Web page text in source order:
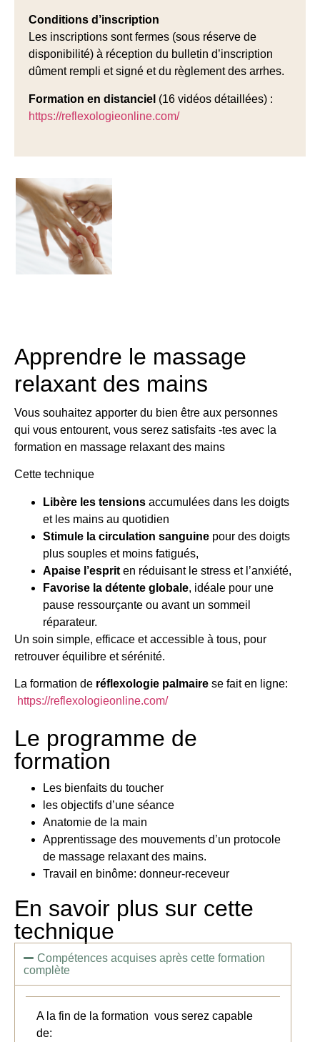
Conditions d’inscription
Les inscriptions sont fermes (sous réserve de
disponibilité) à réception du bulletin d’inscription
dûment rempli et signé et du règlement des arrhes.
Formation en distanciel (16 vidéos détaillées) :
https://reflexologieonline.com/
Apprendre le massage
relaxant des mains
Vous souhaitez apporter du bien être aux personnes
qui vous entourent, vous serez satisfaits -tes avec la
formation en massage relaxant des mains
Cette technique
Libère les tensions accumulées dans les doigts
et les mains au quotidien
Stimule la circulation sanguine pour des doigts
plus souples et moins fatigués,
Apaise l’esprit en réduisant le stress et l’anxiété,
Favorise la détente globale, idéale pour une
pause ressourçante ou avant un sommeil
réparateur.
Un soin simple, efficace et accessible à tous, pour
retrouver équilibre et sérénité.
La formation de réflexologie palmaire se fait en ligne:
https://reflexologieonline.com/
Le programme de
formation
Les bienfaits du toucher
les objectifs d’une séance
Anatomie de la main
Apprentissage des mouvements d’un protocole
de massage relaxant des mains.
Travail en binôme: donneur-receveur
En savoir plus sur cette
technique
Compétences acquises après cette formation
complète
A la fin de la formation vous serez capable
de: